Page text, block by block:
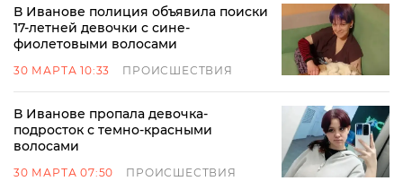
В Иванове полиция объявила поиски
17-летней девочки с сине-
фиолетовыми волосами
30 МАРТА 10:33 ПРОИСШЕСТВИЯ
В Иванове пропала девочка-
подросток с темно-красными
волосами
30 МАРТА 07:50 ПРОИСШЕСТВИЯ